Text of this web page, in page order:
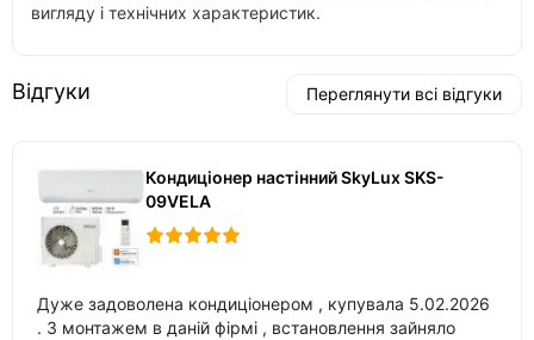
вигляду і технічних характеристик.
Відгуки Переглянути всі відгуки
Кондиціонер настінний SkyLux SKS-
09VELA
Дуже задоволена кондиціонером , купувала 5.02.2026
. З монтажем в даній фірмі , встановлення зайняло